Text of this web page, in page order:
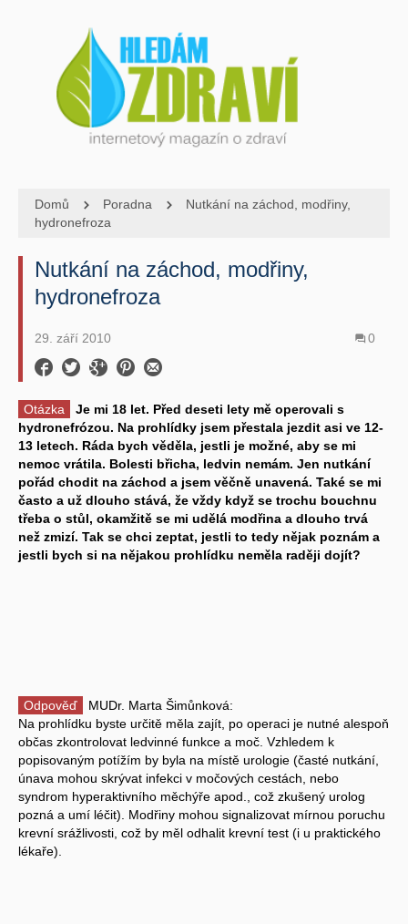
Domů Poradna
Nutkání na záchod, modřiny,
hydronefroza
Nutkání na záchod, modřiny,
hydronefroza
29. září 2010 0
Otázka
Je mi 18 let. Před deseti lety mě operovali s
hydronefrózou. Na prohlídky jsem přestala jezdit asi ve 12-
13 letech. Ráda bych věděla, jestli je možné, aby se mi
nemoc vrátila. Bolesti břicha, ledvin nemám. Jen nutkání
pořád chodit na záchod a jsem věčně unavená. Také se mi
často a už dlouho stává, že vždy když se trochu bouchnu
třeba o stůl, okamžitě se mi udělá modřina a dlouho trvá
než zmizí. Tak se chci zeptat, jestli to tedy nějak poznám a
jestli bych si na nějakou prohlídku neměla raději dojít?
Odpověď
MUDr. Marta Šimůnková:
Na prohlídku byste určitě měla zajít, po operaci je nutné alespoň
občas zkontrolovat ledvinné funkce a moč. Vzhledem k
popisovaným potížím by byla na místě urologie (časté nutkání,
únava mohou skrývat infekci v močových cestách, nebo
syndrom hyperaktivního měchýře apod., což zkušený urolog
pozná a umí léčit). Modřiny mohou signalizovat mírnou poruchu
krevní srážlivosti, což by měl odhalit krevní test (i u praktického
lékaře).